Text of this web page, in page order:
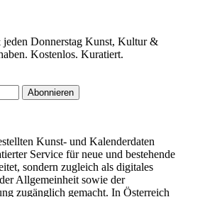
jeden Donnerstag Kunst, Kultur &
Kostenlos. Kuratiert.
Abonnieren
Kunst- und Kalenderdaten
Service für neue und bestehende
sondern zugleich als digitales
Allgemeinheit sowie der
zugänglich gemacht. In Österreich